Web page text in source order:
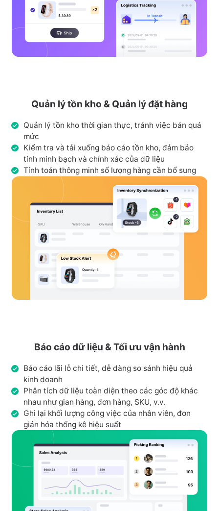
Quản lý tồn kho & Quản lý đặt hàng
Quản lý tồn kho thời gian thực, tránh việc bán quá
mức
Kiểm tra và tải xuống báo cáo tồn kho, đảm bảo
tính minh bạch và chính xác của dữ liệu
Tính toán thông minh số lượng hàng cần bổ sung
Báo cáo dữ liệu & Tối ưu vận hành
Báo cáo lãi lỗ chi tiết, dễ dàng so sánh hiệu quả
kinh doanh
Phân tích dữ liệu toàn diện theo các góc độ khác
nhau như gian hàng, đơn hàng, SKU, v.v.
Ghi lại khối lượng công việc của nhân viên, đơn
giản hóa thống kê hiệu suất